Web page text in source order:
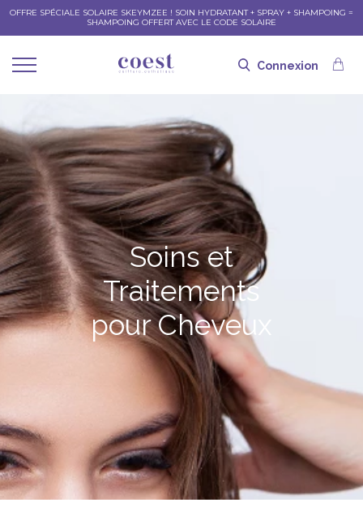
OFFRE SPÉCIALE SOLAIRE SKEYMZEE ! SOIN HYDRATANT + SPRAY + SHAMPOING =
SHAMPOING OFFERT AVEC LE CODE SOLAIRE
Connexion
Soins et
Traitements
pour Cheveux